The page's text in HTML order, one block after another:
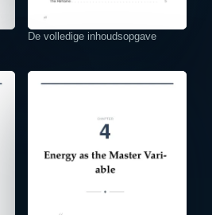
De volledige inhoudsopgave